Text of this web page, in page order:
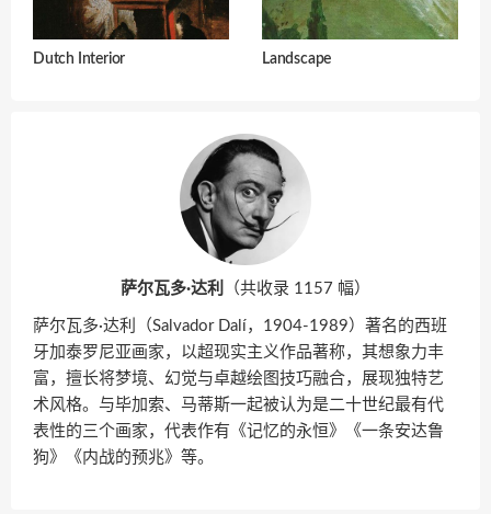
Dutch Interior Landscape
萨尔瓦多·达利 （共收录 1157 幅）
萨尔瓦多·达利（Salvador Dalí，1904-1989）著名的西班
牙加泰罗尼亚画家，以超现实主义作品著称，其想象力丰
富，擅长将梦境、幻觉与卓越绘图技巧融合，展现独特艺
术风格。与毕加索、马蒂斯一起被认为是二十世纪最有代
表性的三个画家，代表作有《记忆的永恒》《一条安达鲁
狗》《内战的预兆》等。